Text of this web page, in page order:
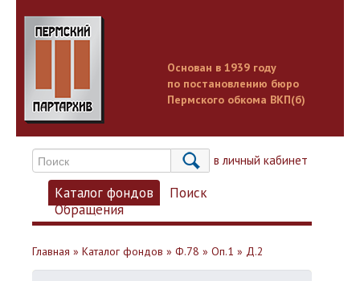
Основан в 1939 году
по постановлению бюро
Пермского обкома ВКП(б)
Вход в личный кабинет
Каталог фондов
Поиск
Обращения
Главная » Каталог фондов » Ф.78 » Оп.1 » Д.2